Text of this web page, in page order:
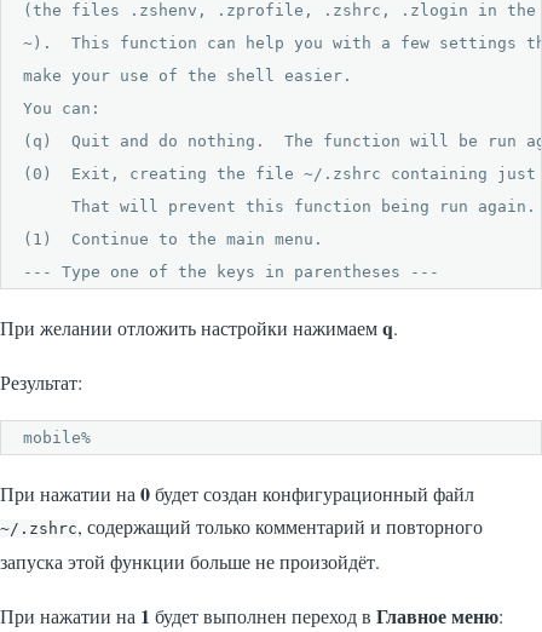
(the files .zshenv, .zprofile, .zshrc, .zlogin in the
~).  This function can help you with a few settings
make your use of the shell easier.
You can:
(q)  Quit and do nothing.  The function will be run
(0)  Exit, creating the file ~/.zshrc containing just a
     That will prevent this function being run again.
(1)  Continue to the main menu.
--- Type one of the keys in parentheses ---
При желании отложить настройки нажимаемq.
Результат:
mobile%
При нажатии на 0будет создан конфигурационный файл
~/.zshrc, содержащий только комментарий и повторного
запуска этой функции больше не произойдёт.
При нажатии на 1 будет выполнен переход в Главное меню: